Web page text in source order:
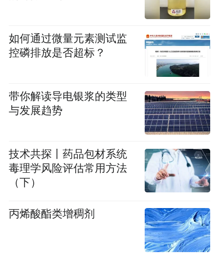
如何通过微量元素测试监
控磷排放是否超标？
带你解读导电银浆的类型
与发展趋势
技术共探丨药品包材系统
毒理学风险评估常用方法
（下）
丙烯酸酯类增稠剂